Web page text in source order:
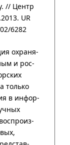
// Центр
UR
6282